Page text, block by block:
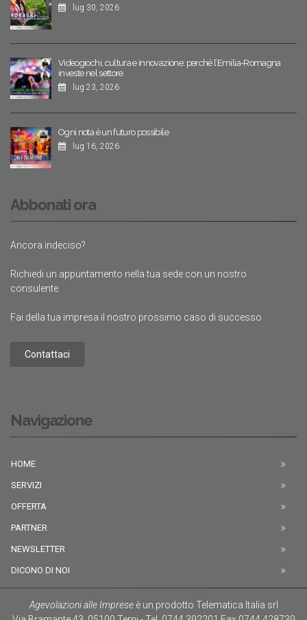
lug 30, 2026
Videogiochi, cultura e innovazione: perché l’Emilia-Romagna
investe nel settore
lug 23, 2026
Ogni nota è un futuro possibile
lug 16, 2026
Abbonati ora
Ancora indeciso?
Richiedi un appuntamento nella tua sede con un nostro
consulente.
Fai della tua impresa il nostro prossimo caso di successo
Contattaci
Navigazione
HOME
SERVIZI
OFFERTA
PARTNER
NEWSLETTER
DICONO DI NOI
Agevolazioni alle Impreseè un prodotto Telematica Italia srl